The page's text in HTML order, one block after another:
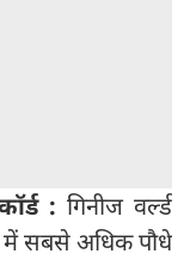
: गिनीज वर्ल्ड
में सबसे अधिक पौधे